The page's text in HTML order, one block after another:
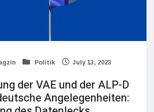
Politik July 13, 2023
der VAE und der ALP-D
Angelegenheiten: